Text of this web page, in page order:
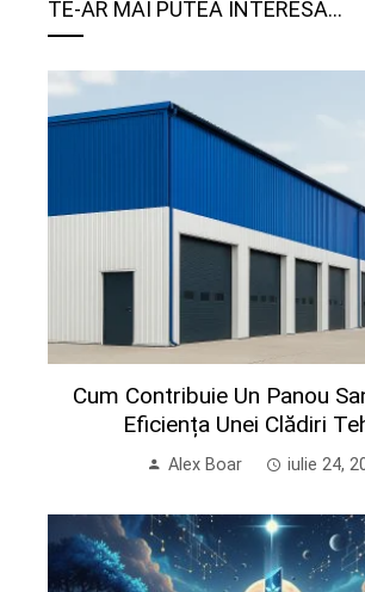
TE-AR MAI PUTEA INTERESA...
Cum Contribuie Un Panou
Eficiența Unei Clădiri
Alex Boar iulie 24,